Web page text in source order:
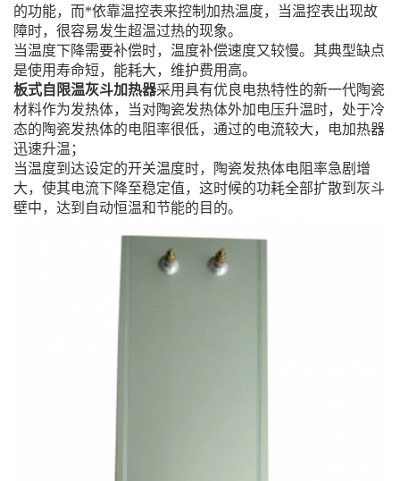
的功能，而*依靠温控表来控制加热温度，当温控表出现故
障时，很容易发生超温过热的现象。
当温度下降需要补偿时，温度补偿速度又较慢。其典型缺点
是使用寿命短，能耗大，维护费用高。
板式自限温灰斗加热器采用具有优良电热特性的新一代陶瓷
材料作为发热体，当对陶瓷发热体外加电压升温时，处于冷
态的陶瓷发热体的电阻率很低，通过的电流较大，电加热器
迅速升温；
当温度到达设定的开关温度时，陶瓷发热体电阻率急剧增
大，使其电流下降至稳定值，这时候的功耗全部扩散到灰斗
壁中，达到自动恒温和节能的目的。